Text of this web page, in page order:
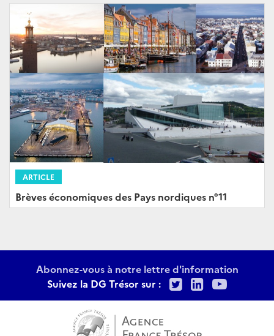
ARTICLE
Brèves économiques des Pays nordiques n°11
Abonnez-vous à notre lettre d'information
Suivez la DG Trésor sur :
TwitterLinkedIn